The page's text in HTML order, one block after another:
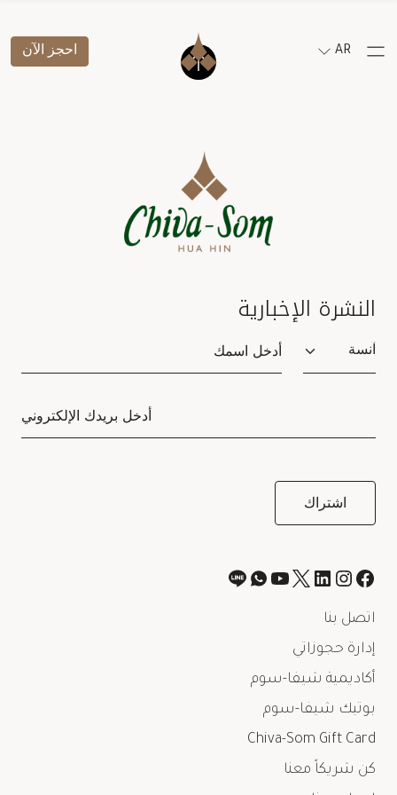
AR احجز الآن
اتصل بنا
إدارة حجوزاتي
أكاديمية شيفا-سوم
بوتيك شيفا-سوم
Chiva-Som Gift Card
كن شريكاً معنا
النشرة الإخبارية
Salutation